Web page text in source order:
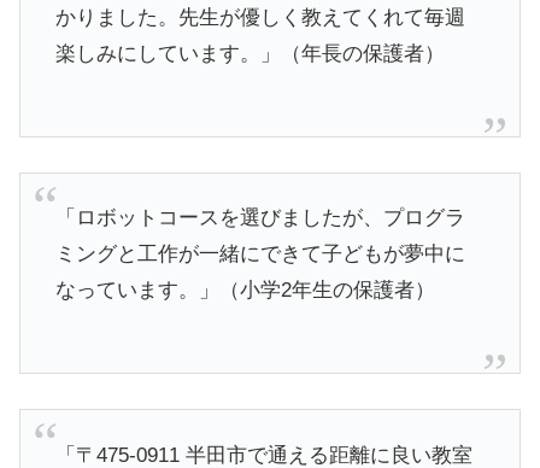
かりました。先生が優しく教えてくれて毎週
楽しみにしています。」（年長の保護者）
「ロボットコースを選びましたが、プログラ
ミングと工作が一緒にできて子どもが夢中に
なっています。」（小学2年生の保護者）
「〒475-0911 半田市で通える距離に良い教室